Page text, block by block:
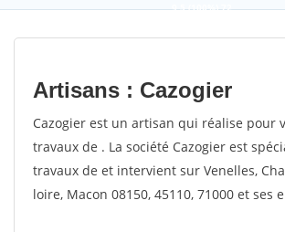
9,5(100%)72
votes
Artisans : Cazogier
Cazogier est un artisan qui réalise pour
travaux de . La société Cazogier est
travaux de et intervient sur Venelles,
loire, Macon 08150, 45110, 71000 et ses